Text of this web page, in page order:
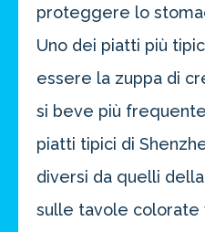
proteggere lo
Uno dei piatti più
essere la zuppa di
si beve più
piatti tipici di
diversi da quelli
sulle tavole